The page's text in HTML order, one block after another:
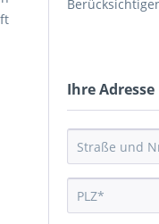
Ihre Adresse